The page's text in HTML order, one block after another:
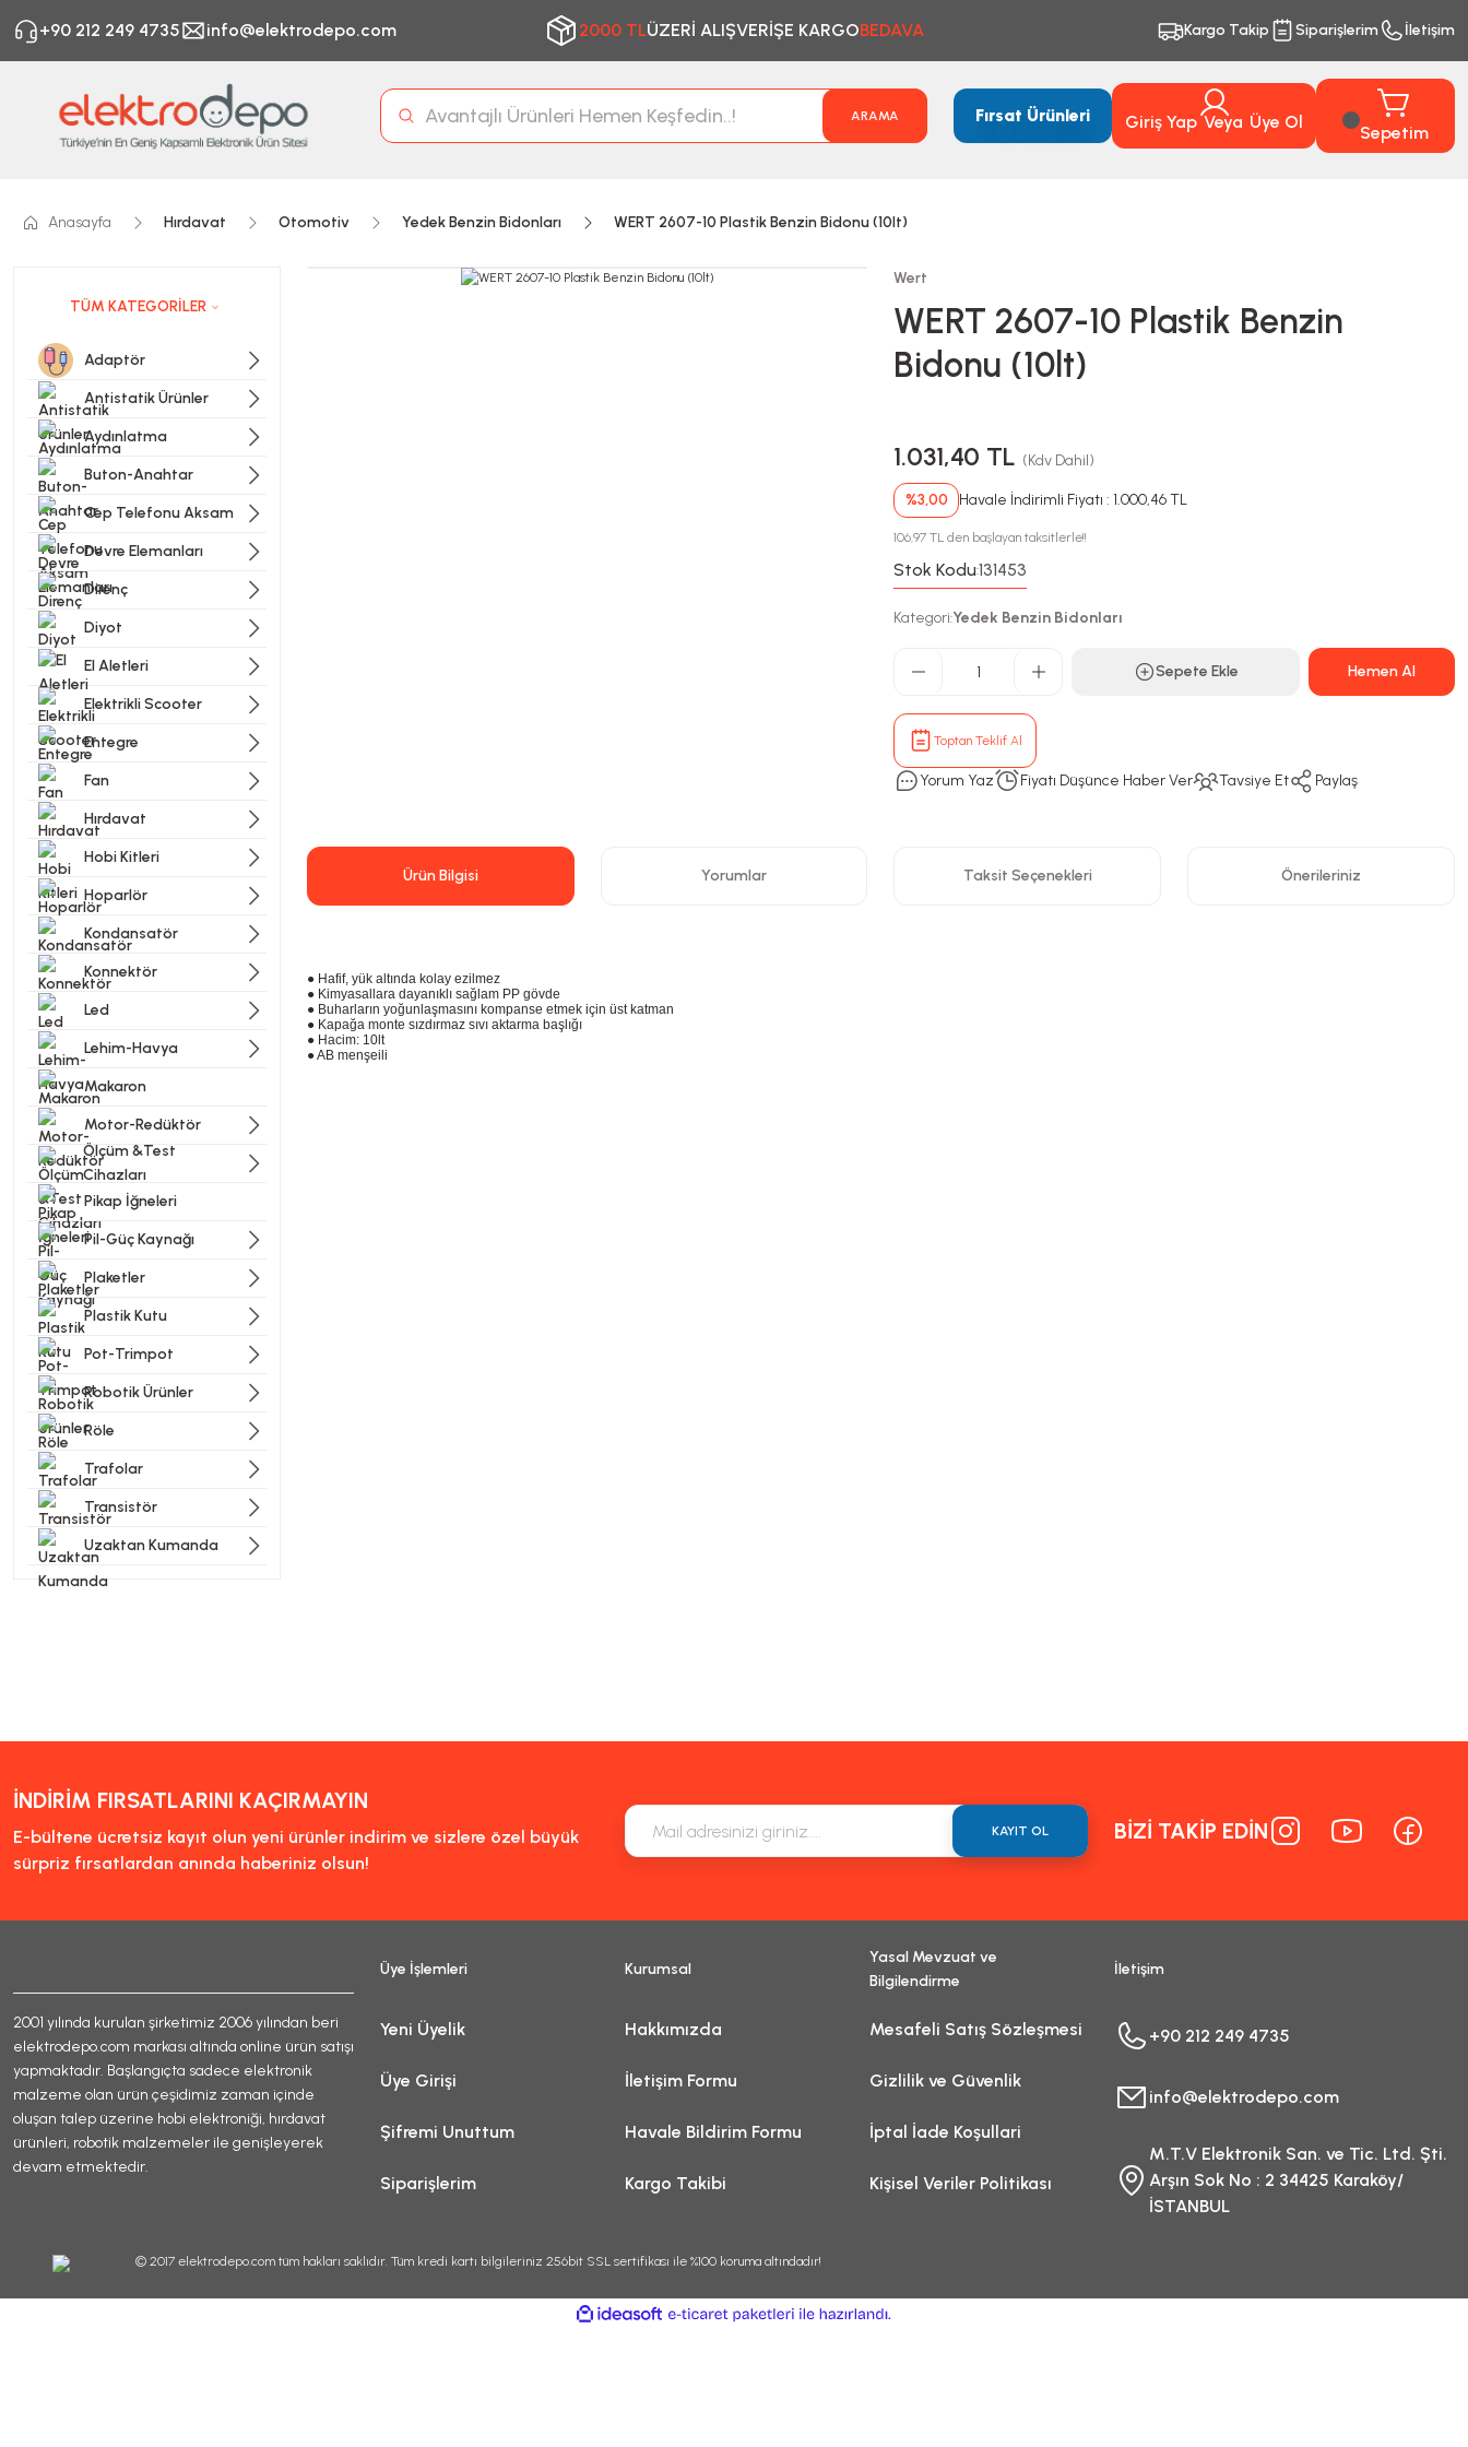
+90 212 249 4735 info@elektrodepo.com 2000 TLÜZERİ ALIŞVERİŞE KARGOBEDAVA Kargo Takip Siparişlerim İletişim
ARAMA Fırsat Ürünleri Giriş Yap Veya Üye Ol
Sepetim
Anasayfa Hırdavat Otomotiv Yedek Benzin Bidonları WERT 2607-10 Plastik Benzin Bidonu (10lt)
TÜM KATEGORİLER
Adaptör
Antistatik Ürünler
Aydınlatma
Buton-Anahtar
Cep Telefonu Aksam
Devre Elemanları
Direnç
Diyot
El Aletleri
Elektrikli Scooter
Entegre
Fan
Hırdavat
Hobi Kitleri
Hoparlör
Kondansatör
Konnektör
Led
Lehim-Havya
Makaron
Motor-Redüktör
Ölçüm &Test
Cihazları
Pikap İğneleri
Pil-Güç Kaynağı
Plaketler
Plastik Kutu
Pot-Trimpot
Robotik Ürünler
Röle
Trafolar
Transistör
Uzaktan Kumanda
Wert
WERT 2607-10 Plastik Benzin
Bidonu (10lt)
1.031,40 TL (Kdv Dahil)
%3,00 Havale İndirimli Fiyatı : 1.000,46 TL
106,97 TL den başlayan taksitlerle!!
Stok Kodu:131453
Kategori:Yedek Benzin Bidonları
Sepete Ekle Hemen Al
Toptan Teklif Al
Yorum Yaz Fiyatı Düşünce Haber Ver Tavsiye Et Paylaş
Ürün Bilgisi Yorumlar Taksit Seçenekleri Önerileriniz
● Hafif, yük altında kolay ezilmez
● Kimyasallara dayanıklı sağlam PP gövde
● Buharların yoğunlaşmasını kompanse etmek için üst katman
● Kapağa monte sızdırmaz sıvı aktarma başlığı
● Hacim: 10lt
● AB menşeili
İNDİRİM FIRSATLARINI KAÇIRMAYIN
E-bültene ücretsiz kayıt olun yeni ürünler indirim ve sizlere özel büyük
sürpriz fırsatlardan anında haberiniz olsun!
KAYIT OL BİZİ TAKİP EDİN
2001 yılında kurulan şirketimiz 2006 yılından beri
elektrodepo.com markası altında online ürün satışı
yapmaktadır. Başlangıçta sadece elektronik
malzeme olan ürün çeşidimiz zaman içinde
oluşan talep üzerine hobi elektroniği, hırdavat
ürünleri, robotik malzemeler ile genişleyerek
devam etmektedir.
Üye İşlemleri
Yeni Üyelik
Üye Girişi
Şifremi Unuttum
Siparişlerim
Kurumsal
Hakkımızda
İletişim Formu
Havale Bildirim Formu
Kargo Takibi
Yasal Mevzuat ve
Bilgilendirme
Mesafeli Satış Sözleşmesi
Gizlilik ve Güvenlik
İptal İade Koşullari
Kişisel Veriler Politikası
İletişim
+90 212 249 4735
info@elektrodepo.com
M.T.V Elektronik San. ve Tic. Ltd. Şti.
Arşın Sok No : 2 34425 Karaköy/
İSTANBUL
© 2017 elektrodepo.com tüm hakları saklıdır. Tüm kredi kartı bilgileriniz 256bit SSL sertifikası ile %100 koruma altındadır!
ideasoft
e-